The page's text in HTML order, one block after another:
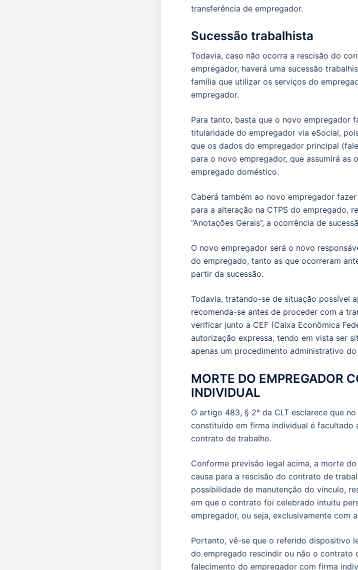
transferência de empregador.
Sucessão trabalhista
Todavia, caso não ocorra a rescisão do
empregador, haverá uma sucessão
família que utilizar os serviços do
empregador.
Para tanto, basta que o novo empregador
titularidade do empregador via eSocial,
que os dados do empregador principal
para o novo empregador, que assumirá as
empregado doméstico.
Caberá também ao novo empregador
para a alteração na CTPS do empregado,
“Anotações Gerais”, a ocorrência de
O novo empregador será o novo
do empregado, tanto as que ocorreram
partir da sucessão.
Todavia, tratando-se de situação possível
recomenda-se antes de proceder com a
verificar junto a CEF (Caixa Econômica
autorização expressa, tendo em vista ser
apenas um procedimento administrativo do
MORTE DO EMPREGADOR
INDIVIDUAL
O artigo 483, § 2° da CLT esclarece que
constituído em firma individual é facultado
contrato de trabalho.
Conforme previsão legal acima, a morte
causa para a rescisão do contrato de
possibilidade de manutenção do vínculo,
em que o contrato foi celebrado intuitu
empregador, ou seja, exclusivamente com
Portanto, vê-se que o referido dispositivo
do empregado rescindir ou não o contrato
falecimento do empregador com firma